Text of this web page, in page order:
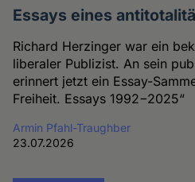
Essays eines
Richard Herzinger war ein
liberaler Publizist. An sein
erinnert jetzt ein Essay-
Freiheit. Essays 1992−2025“
Armin Pfahl-Traughber
23.07.2026